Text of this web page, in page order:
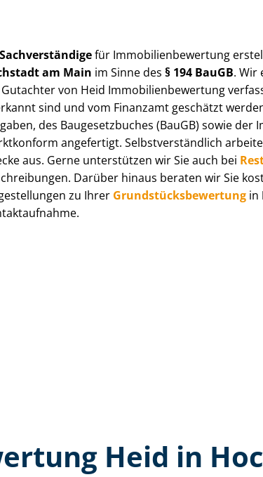
Sachverständigefür Im­mo­bi­li­en­be­wer­tung
am Main im Sinne des§ 194 BauGB. Wir
Gutachter von Heid Im­mo­bi­li­en­be­wer­tung
sind und vom Finanzamt geschätzt
des Baugesetzbuches (BauGB) sowie
angefertigt. Selbst­ver­ständ­lich
aus. Gerne unterstützen wir Sie auch bei
Darüber hinaus beraten wir Sie
zu Ihrer Grund­stücks­be­wer­tung in
Heid in